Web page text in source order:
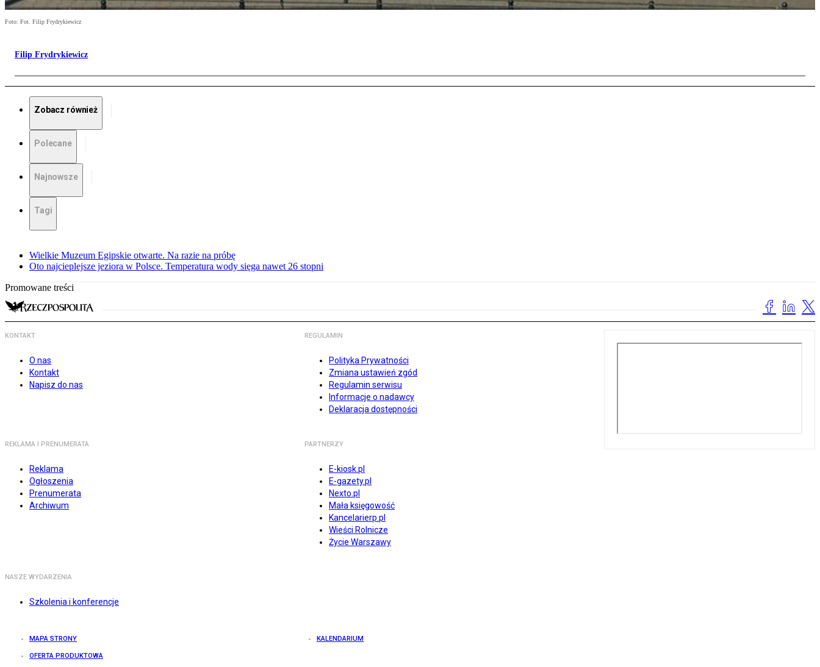
Foto: Fot. Filip Frydrykiewicz
Filip Frydrykiewicz
Zobacz również
Polecane
Najnowsze
Tagi
Wielkie Muzeum Egipskie otwarte. Na razie na próbę
Oto najcieplejsze jeziora w Polsce. Temperatura wody sięga nawet 26 stopni
Promowane treści
KONTAKT
O nas
Kontakt
Napisz do nas
REGULAMIN
Polityka Prywatności
Zmiana ustawień zgód
Regulamin serwisu
Informacje o nadawcy
Deklaracja dostępności
REKLAMA I PRENUMERATA
Reklama
Ogłoszenia
Prenumerata
Archiwum
PARTNERZY
E-kiosk.pl
E-gazety.pl
Nexto.pl
Mała księgowość
Kancelarierp.pl
Wieści Rolnicze
Życie Warszawy
NASZE WYDARZENIA
Szkolenia i konferencje
MAPA STRONY KALENDARIUM
OFERTA PRODUKTOWA